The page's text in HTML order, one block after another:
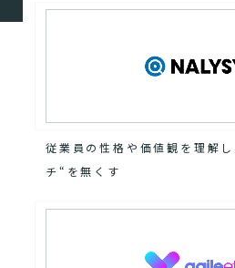
従業員の性格や価値観を理解
チ“を無くす